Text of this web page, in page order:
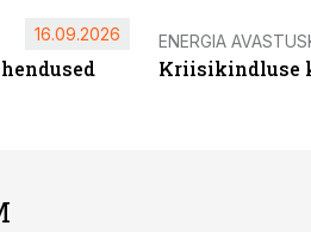
16.09.2026 ENERGIA
Kriisikindluse